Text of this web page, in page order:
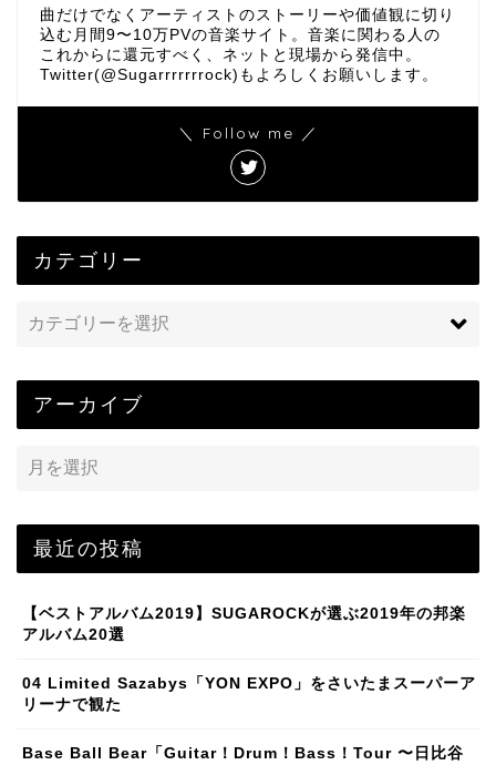
曲だけでなくアーティストのストーリーや価値観に切り
込む月間9〜10万PVの音楽サイト。音楽に関わる人の
これからに還元すべく、ネットと現場から発信中。
Twitter(@Sugarrrrrrrock)もよろしくお願いします。
＼ Follow me ／
カテゴリー
アーカイブ
最近の投稿
【ベストアルバム2019】SUGAROCKが選ぶ2019年の邦楽
アルバム20選
04 Limited Sazabys「YON EXPO」をさいたまスーパーア
リーナで観た
Base Ball Bear「Guitar！Drum！Bass！Tour 〜日比谷